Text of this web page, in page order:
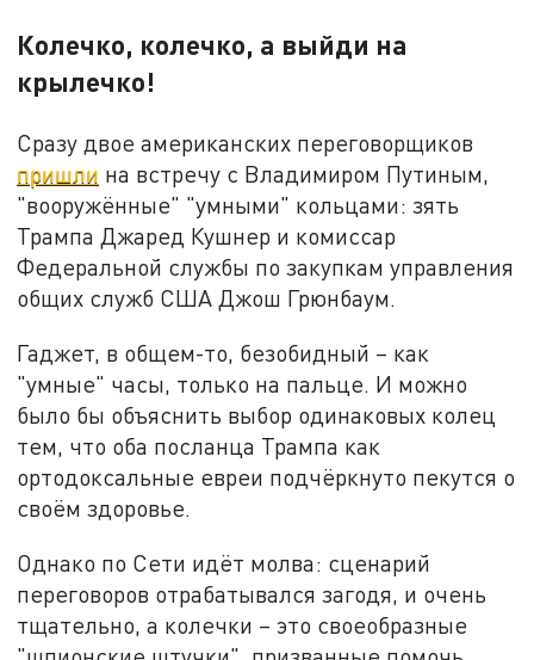
Колечко, колечко, а выйди на
крылечко!
Сразу двое американских переговорщиков
пришли на встречу с Владимиром Путиным,
"вооружённые" "умными" кольцами: зять
Трампа Джаред Кушнер и комиссар
Федеральной службы по закупкам управления
общих служб США Джош Грюнбаум.
Гаджет, в общем-то, безобидный – как
"умные" часы, только на пальце. И можно
было бы объяснить выбор одинаковых колец
тем, что оба посланца Трампа как
ортодоксальные евреи подчёркнуто пекутся о
своём здоровье.
Однако по Сети идёт молва: сценарий
переговоров отрабатывался загодя, и очень
тщательно, а колечки – это своеобразные